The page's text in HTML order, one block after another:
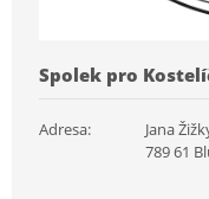
Spolek pro
Adresa:
Jana
789 61